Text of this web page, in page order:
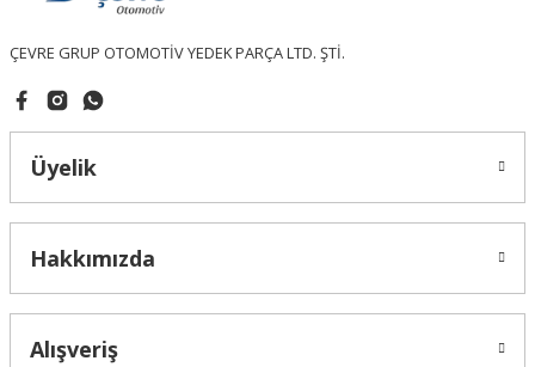
Gönder
ÇEVRE GRUP OTOMOTİV YEDEK PARÇA LTD. ŞTİ.
Üyelik
Hakkımızda
Alışveriş